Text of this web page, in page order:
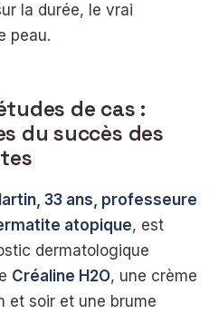
la durée, le vrai
peau.
de cas :
du succès des
33 ans, professeure
atopique, est
dermatologique
Créaline H2O, une crème
et soir et une brume